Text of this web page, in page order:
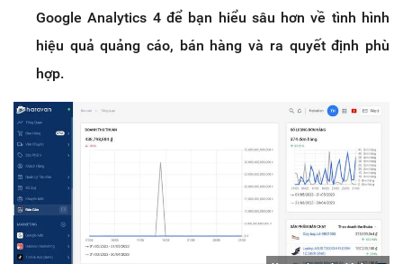
Google Analytics 4 để bạn hiểu sâu hơn về tình hình
hiệu quả quảng cáo, bán hàng và ra quyết định phù
hợp.